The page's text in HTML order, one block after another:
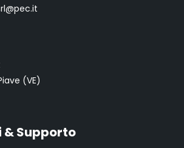
(VE)
Supporto